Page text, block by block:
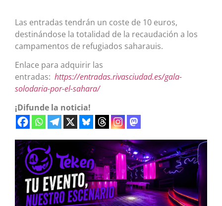
Las entradas tendrán un coste de 10 euros,
destinándose la totalidad de la recaudación a los
campamentos de refugiados saharauis.
Enlace para adquirir las
entradas: https://entradas.rivasciudad.es/gala-
solodaria-por-el-sahara/
¡Difunde la noticia!